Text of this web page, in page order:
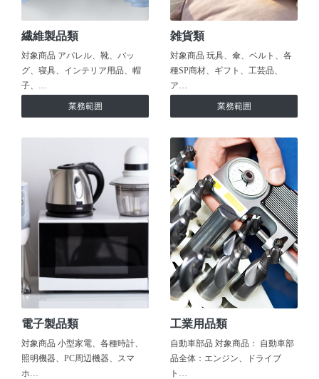
繊維製品類
対象商品 アパレル、靴、バッ
グ、寝具、インテリア用品、帽
子、…
業務範囲
雑貨類
対象商品 玩具、傘、ベルト、各
種SP商材、ギフト、工芸品、
ア…
業務範囲
電子製品類
対象商品 小型家電、各種時計、
照明機器、PC周辺機器、スマ
ホ…
工業用品類
自動車部品 対象商品： 自動車部
品全体：エンジン、ドライブ
ト…